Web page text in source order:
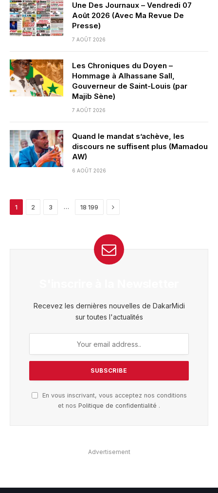
Une Des Journaux – Vendredi 07
Août 2026 (Avec Ma Revue De
Presse)
7 AOÛT 2026
Les Chroniques du Doyen –
Hommage à Alhassane Sall,
Gouverneur de Saint-Louis (par
Majib Sène)
7 AOÛT 2026
Quand le mandat s’achève, les
discours ne suffisent plus (Mamadou
AW)
6 AOÛT 2026
1 2 3 … 18 199 Next
Recevez les dernières nouvelles de DakarMidi
sur toutes l'actualités
En vous inscrivant, vous acceptez nos conditions
et nos Politique de confidentialité .
Advertisement